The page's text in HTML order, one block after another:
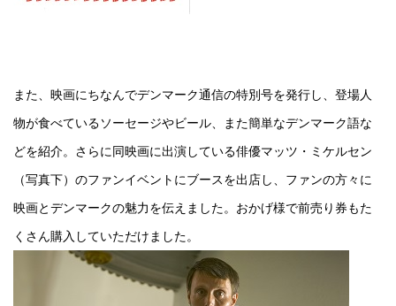
また、映画にちなんでデンマーク通信の特別号を発行し、登場人
物が食べているソーセージやビール、また簡単なデンマーク語な
どを紹介。さらに同映画に出演している俳優マッツ・ミケルセン
（写真下）のファンイベントにブースを出店し、ファンの方々に
映画とデンマークの魅力を伝えました。おかげ様で前売り券もた
くさん購入していただけました。